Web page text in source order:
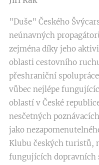
"Duše" Českého
neúnavných
zejména díky jeho
oblasti cestovního
přeshraniční
vůbec nejlépe
oblastí v České
nesčetných
jako
Klubu českých turistů,
fungujících dopravních